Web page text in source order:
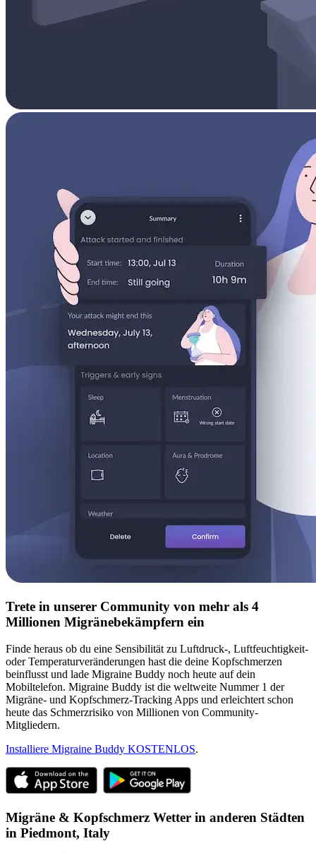
Trete in unserer Community von mehr als 4
Millionen Migränebekämpfern ein
Finde heraus ob du eine Sensibilität zu Luftdruck-, Luftfeuchtigkeit-
oder Temperaturveränderungen hast die deine Kopfschmerzen
beinflusst und lade Migraine Buddy noch heute auf dein
Mobiltelefon. Migraine Buddy ist die weltweite Nummer 1 der
Migräne- und Kopfschmerz-Tracking Apps und erleichtert schon
heute das Schmerzrisiko von Millionen von Community-
Mitgliedern.
Installiere Migraine Buddy KOSTENLOS.
Migräne & Kopfschmerz Wetter in anderen Städten
in Piedmont, Italy